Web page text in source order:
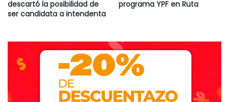
descartó la posibilidad de
ser candidata a intendenta
programa YPF en Ruta